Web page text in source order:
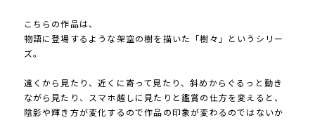
こちらの作品は、
物語に登場するような架空の樹を描いた「樹々」というシリー
ズ。
遠くから見たり、近くに寄って見たり、斜めからぐるっと動き
ながら見たり、スマホ越しに見たりと鑑賞の仕方を変えると、
陰影や輝き方が変化するので作品の印象が変わるのではないか